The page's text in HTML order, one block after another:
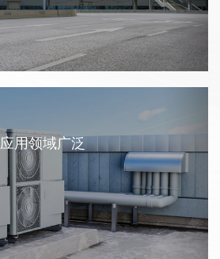
应用领域广泛